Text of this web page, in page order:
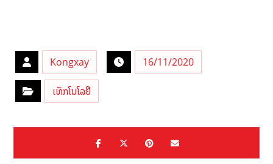
Kongxay 16/11/2020
ເທັກໂນໂລຢີ